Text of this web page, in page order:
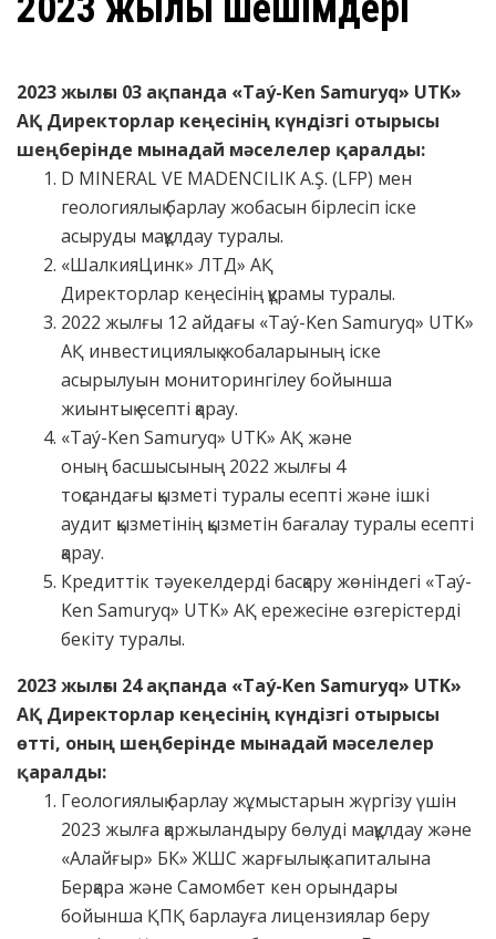
2023 жылғы 03 ақпанда «Taý-Ken Samuryq» UTK»
АҚ Директорлар кеңесінің күндізгі отырысы
шеңберінде мынадай мәселелер қаралды:
D MINERAL VE MADENCILIK A.Ş. (LFP) мен
геологиялық барлау жобасын бірлесіп іске
асыруды мақұлдау туралы.
«ШалкияЦинк» ЛТД» АҚ
Директорлар кеңесінің құрамы туралы.
2022 жылғы 12 айдағы «Taý-Ken Samuryq» UTK»
АҚ инвестициялық жобаларының іске
асырылуын мониторингілеу бойынша
жиынтық есепті қарау.
«Taý-Ken Samuryq» UTK» АҚ және
оның басшысының 2022 жылғы 4
тоқсандағы қызметі туралы есепті және ішкі
аудит қызметінің қызметін бағалау туралы есепті
қарау.
Кредиттік тәуекелдерді басқару жөніндегі «Taý-
Ken Samuryq» UTK» АҚ ережесіне өзгерістерді
бекіту туралы.
2023 жылғы 24 ақпанда «Taý-Ken Samuryq» UTK»
АҚ Директорлар кеңесінің күндізгі отырысы
өтті, оның шеңберінде мынадай мәселелер
қаралды:
Геологиялық барлау жұмыстарын жүргізу үшін
2023 жылға қаржыландыру бөлуді мақұлдау және
«Алайғыр» БК» ЖШС жарғылық капиталына
Берқара және Самомбет кен орындары
бойынша ҚПҚ барлауға лицензиялар беру